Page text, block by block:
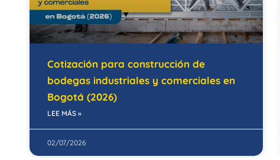
Cotización para construcción de
bodegas industriales y comerciales en
Bogotá (2026)
LEE MÁS »
02/07/2026